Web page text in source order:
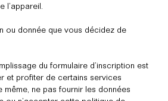
l’appareil.
ou donnée que vous décidez de
du formulaire d’inscription est
et profiter de certains services
ne pas fournir les données